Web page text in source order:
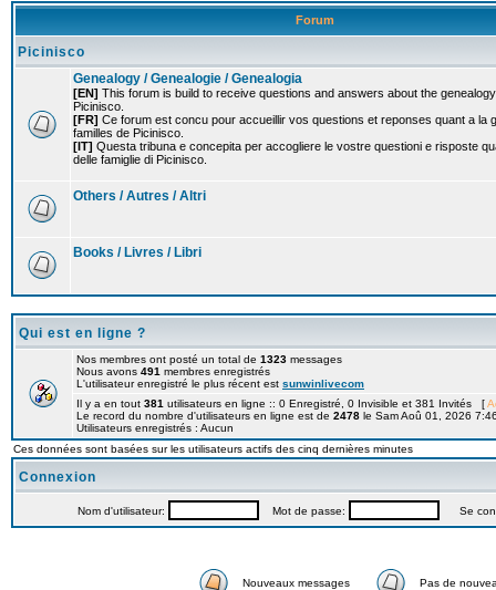
Forum
Picinisco
Genealogy / Genealogie / Genealogia
[EN] This forum is build to receive questions and answers about the
Picinisco.
[FR] Ce forum est concu pour accueillir vos questions et reponses quant a la
familles de Picinisco.
[IT] Questa tribuna e concepita per accogliere le vostre questioni e risposte
delle famiglie di Picinisco.
Others / Autres / Altri
Books / Livres / Libri
Qui est en ligne ?
Nos membres ont posté un total de 1323 messages
Nous avons 491 membres enregistrés
L'utilisateur enregistré le plus récent est sunwinlivecom
Il y a en tout 381 utilisateurs en ligne :: 0 Enregistré, 0 Invisible et 381 Invités [
Le record du nombre d'utilisateurs en ligne est de 2478 le Sam Aoû 01, 2026
Utilisateurs enregistrés : Aucun
Ces données sont basées sur les utilisateurs actifs des cinq dernières minutes
Connexion
Nom d'utilisateur: Mot de passe: Se
Nouveaux messages Pas de